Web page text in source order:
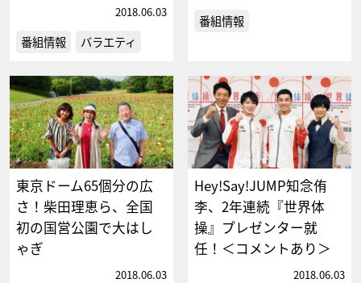
2018.06.03
番組情報 バラエティ
番組情報
東京ドーム65個分の広
さ！柴田理恵ら、全国
初の国営公園で大はし
ゃぎ
2018.06.03
Hey!Say!JUMP知念侑
李、2年連続『世界体
操』プレゼンター就
任！＜コメントあり＞
2018.06.03